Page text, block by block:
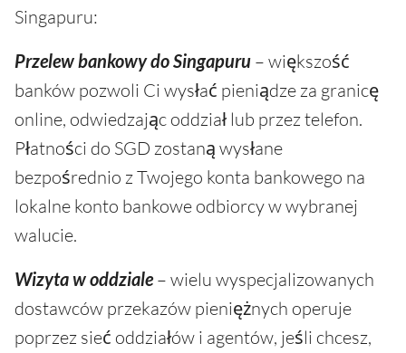
Singapuru:
Przelew bankowy do Singapuru – większość
banków pozwoli Ci wysłać pieniądze za granicę
online, odwiedzając oddział lub przez telefon.
Płatności do SGD zostaną wysłane
bezpośrednio z Twojego konta bankowego na
lokalne konto bankowe odbiorcy w wybranej
walucie.
Wizyta w oddziale– wielu wyspecjalizowanych
dostawców przekazów pieniężnych operuje
poprzez sieć oddziałów i agentów, jeśli chcesz,